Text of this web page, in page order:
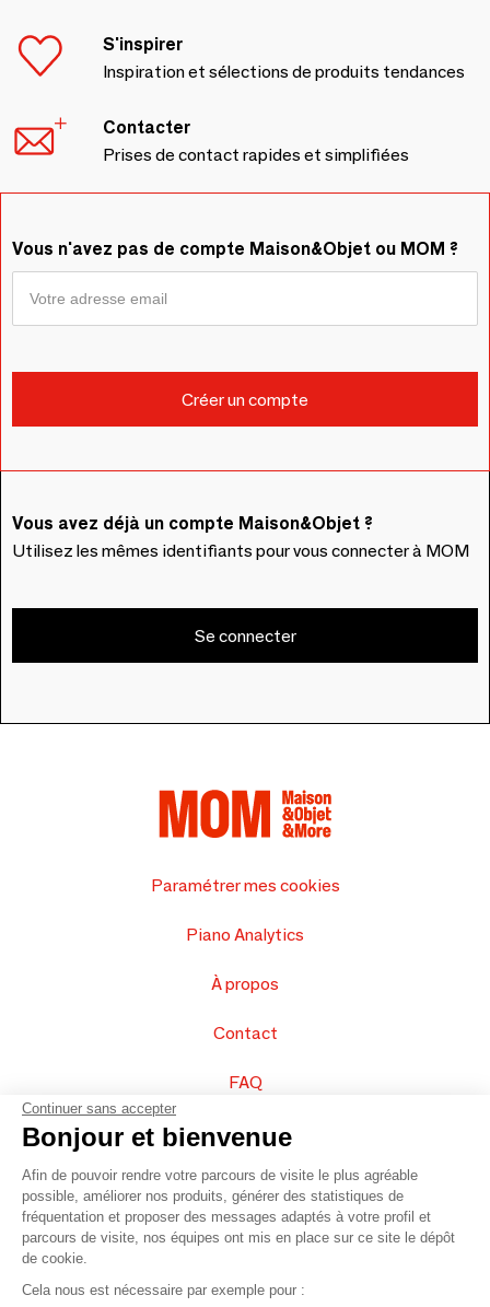
S'inspirer
Inspiration et sélections de produits tendances
Contacter
Prises de contact rapides et simplifiées
Vous n'avez pas de compte Maison&Objet ou MOM ?
Vous avez déjà un compte Maison&Objet ?
Utilisez les mêmes identifiants pour vous connecter à MOM
Se connecter
Paramétrer mes cookies
Piano Analytics
À propos
Contact
FAQ
Vendez vos produits
Plan du site
© 2016 –Organisation SAFI
Continuer sans accepter
Bonjour et bienvenue
Afin de pouvoir rendre votre parcours de visite le plus agréable
possible, améliorer nos produits, générer des statistiques de
fréquentation et proposer des messages adaptés à votre profil et
parcours de visite, nos équipes ont mis en place sur ce site le dépôt
de cookie.
Cela nous est nécessaire par exemple pour :